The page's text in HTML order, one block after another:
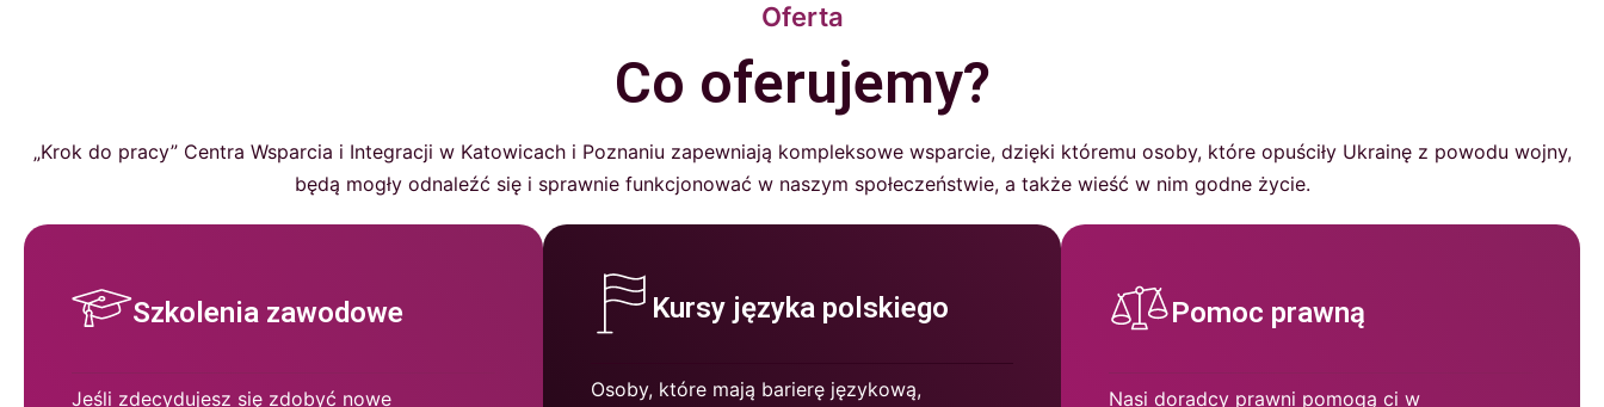
Oferta
Co oferujemy?
„Krok do pracy” Centra Wsparcia i Integracji w Katowicach i Poznaniu zapewniają kompleksowe wsparcie, dzięki któremu osoby, które opuściły Ukrainę z powodu wojny,
będą mogły odnaleźć się i sprawnie funkcjonować w naszym społeczeństwie, a także wieść w nim godne życie.
Szkolenia zawodowe
Jeśli zdecydujesz się zdobyć nowe
Kursy języka polskiego
Osoby, które mają barierę językową,
Pomoc prawną
Nasi doradcy prawni pomogą ci w